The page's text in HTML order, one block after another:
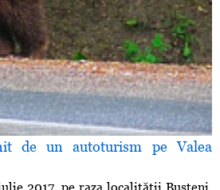
de un autoturism pe Valea